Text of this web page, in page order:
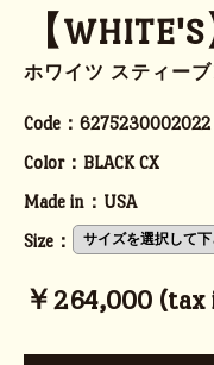
【
ホワイツ スティーブ
Code： 6275230002022
Color： BLACK CX
Made in： USA
Size：
￥264,000 (tax